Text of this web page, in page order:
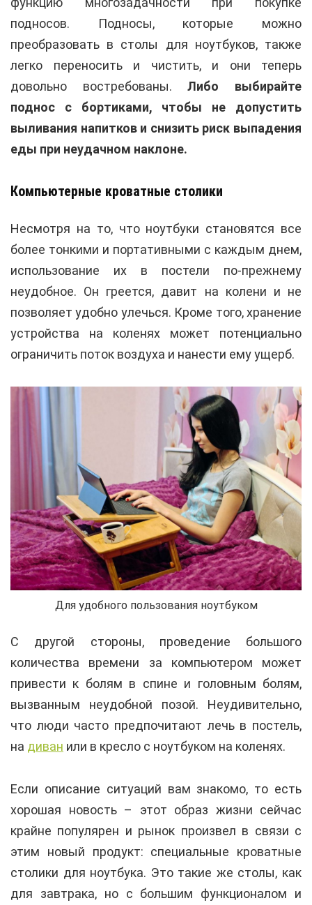
подносов. Подносы, которые можно
преобразовать в столы для ноутбуков, также
легко переносить и чистить, и они теперь
довольно востребованы.Либо выбирайте
поднос с бортиками, чтобы не допустить
выливания напитков и снизить риск выпадения
еды при неудачном наклоне.
Компьютерные кроватные столики
Несмотря на то, что ноутбуки становятся все
более тонкими и портативными с каждым днем,
использование их в постели по-прежнему
неудобное. Он греется, давит на колени и не
позволяет удобно улечься. Кроме того, хранение
устройства на коленях может потенциально
ограничить поток воздуха и нанести ему ущерб.
Для удобного пользования ноутбуком
С другой стороны, проведение большого
количества времени за компьютером может
привести к болям в спине и головным болям,
вызванным неудобной позой. Неудивительно,
что люди часто предпочитают лечь в постель,
на диван или в кресло с ноутбуком на коленях.
Если описание ситуаций вам знакомо, то есть
хорошая новость – этот образ жизни сейчас
крайне популярен и рынок произвел в связи с
этим новый продукт: специальные кроватные
столики для ноутбука. Это такие же столы, как
для завтрака, но с большим функционалом и